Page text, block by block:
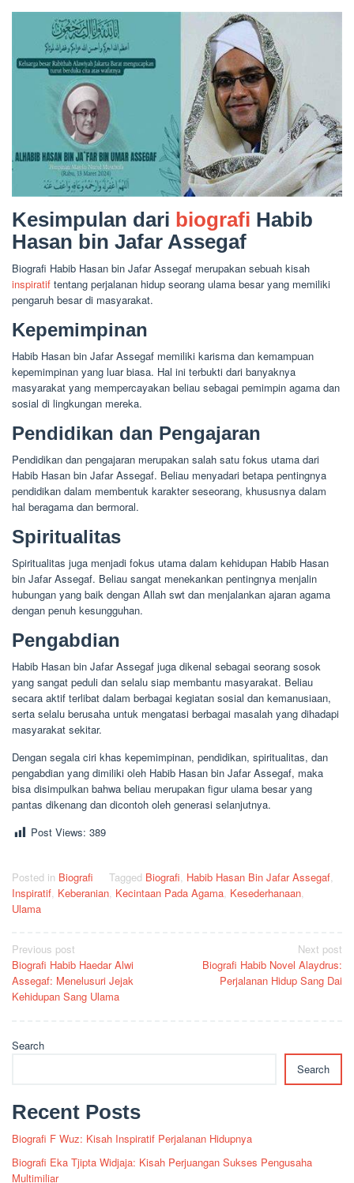
Kesimpulan dari biografi Habib
Hasan bin Jafar Assegaf
Biografi Habib Hasan bin Jafar Assegaf merupakan sebuah kisah
inspiratif tentang perjalanan hidup seorang ulama besar yang memiliki
pengaruh besar di masyarakat.
Kepemimpinan
Habib Hasan bin Jafar Assegaf memiliki karisma dan kemampuan
kepemimpinan yang luar biasa. Hal ini terbukti dari banyaknya
masyarakat yang mempercayakan beliau sebagai pemimpin agama dan
sosial di lingkungan mereka.
Pendidikan dan Pengajaran
Pendidikan dan pengajaran merupakan salah satu fokus utama dari
Habib Hasan bin Jafar Assegaf. Beliau menyadari betapa pentingnya
pendidikan dalam membentuk karakter seseorang, khususnya dalam
hal beragama dan bermoral.
Spiritualitas
Spiritualitas juga menjadi fokus utama dalam kehidupan Habib Hasan
bin Jafar Assegaf. Beliau sangat menekankan pentingnya menjalin
hubungan yang baik dengan Allah swt dan menjalankan ajaran agama
dengan penuh kesungguhan.
Pengabdian
Habib Hasan bin Jafar Assegaf juga dikenal sebagai seorang sosok
yang sangat peduli dan selalu siap membantu masyarakat. Beliau
secara aktif terlibat dalam berbagai kegiatan sosial dan kemanusiaan,
serta selalu berusaha untuk mengatasi berbagai masalah yang dihadapi
masyarakat sekitar.
Dengan segala ciri khas kepemimpinan, pendidikan, spiritualitas, dan
pengabdian yang dimiliki oleh Habib Hasan bin Jafar Assegaf, maka
bisa disimpulkan bahwa beliau merupakan figur ulama besar yang
pantas dikenang dan dicontoh oleh generasi selanjutnya.
Post Views: 389
Posted in Biografi Tagged Biografi Habib Hasan Bin Jafar Assegaf
Inspiratif Keberanian Kecintaan Pada Agama Kesederhanaan
Ulama
Post
navigation
Previous post
Biografi Habib Haedar Alwi
Assegaf: Menelusuri Jejak
Kehidupan Sang Ulama
Next post
Biografi Habib Novel Alaydrus:
Perjalanan Hidup Sang Dai
Search
Search
Recent Posts
Biografi F Wuz: Kisah Inspiratif Perjalanan Hidupnya
Biografi Eka Tjipta Widjaja: Kisah Perjuangan Sukses Pengusaha
Multimiliar